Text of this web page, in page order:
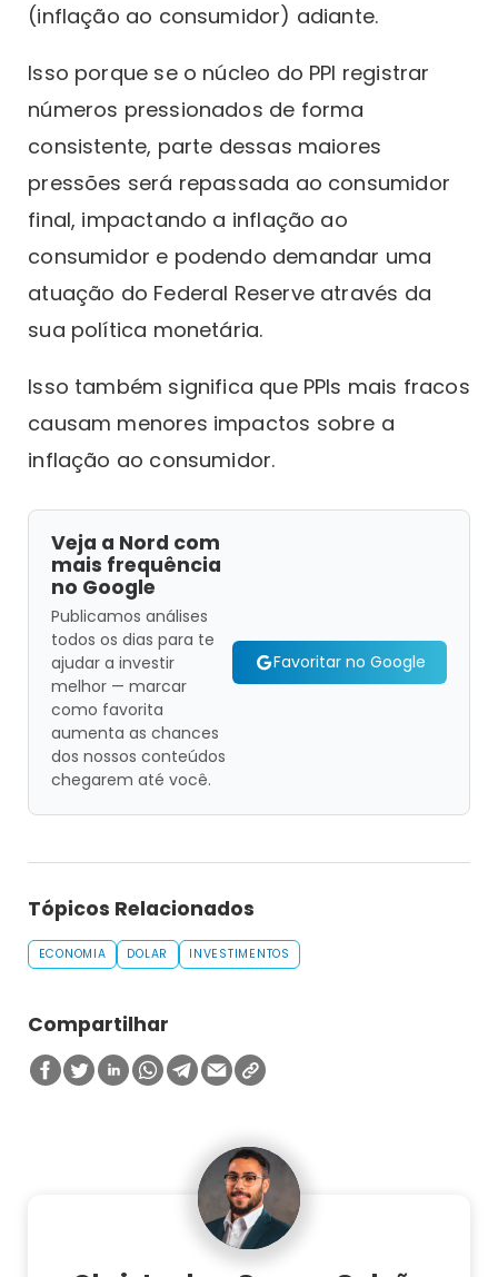
(inflação ao consumidor) adiante.
Isso porque se o núcleo do PPI registrar
números pressionados de forma
consistente, parte dessas maiores
pressões será repassada ao consumidor
final, impactando a inflação ao
consumidor e podendo demandar uma
atuação do Federal Reserve através da
sua política monetária.
Isso também significa que PPIs mais fracos
causam menores impactos sobre a
inflação ao consumidor.
Veja a Nord com
mais frequência
no Google
Publicamos análises
todos os dias para te
ajudar a investir
melhor — marcar
como favorita
aumenta as chances
dos nossos conteúdos
chegarem até você.
Favoritar no Google
Tópicos Relacionados
ECONOMIA DOLAR INVESTIMENTOS
Compartilhar